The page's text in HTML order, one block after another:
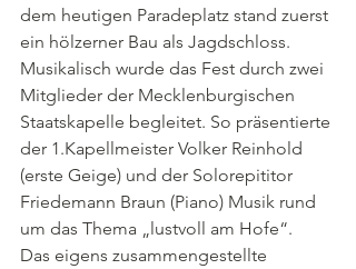
dem heutigen Paradeplatz stand zuerst
ein hölzerner Bau als Jagdschloss.
Musikalisch wurde das Fest durch zwei
Mitglieder der Mecklenburgischen
Staatskapelle begleitet. So präsentierte
der 1.Kapellmeister Volker Reinhold
(erste Geige) und der Solorepititor
Friedemann Braun (Piano) Musik rund
um das Thema „lustvoll am Hofe“.
Das eigens zusammengestellte